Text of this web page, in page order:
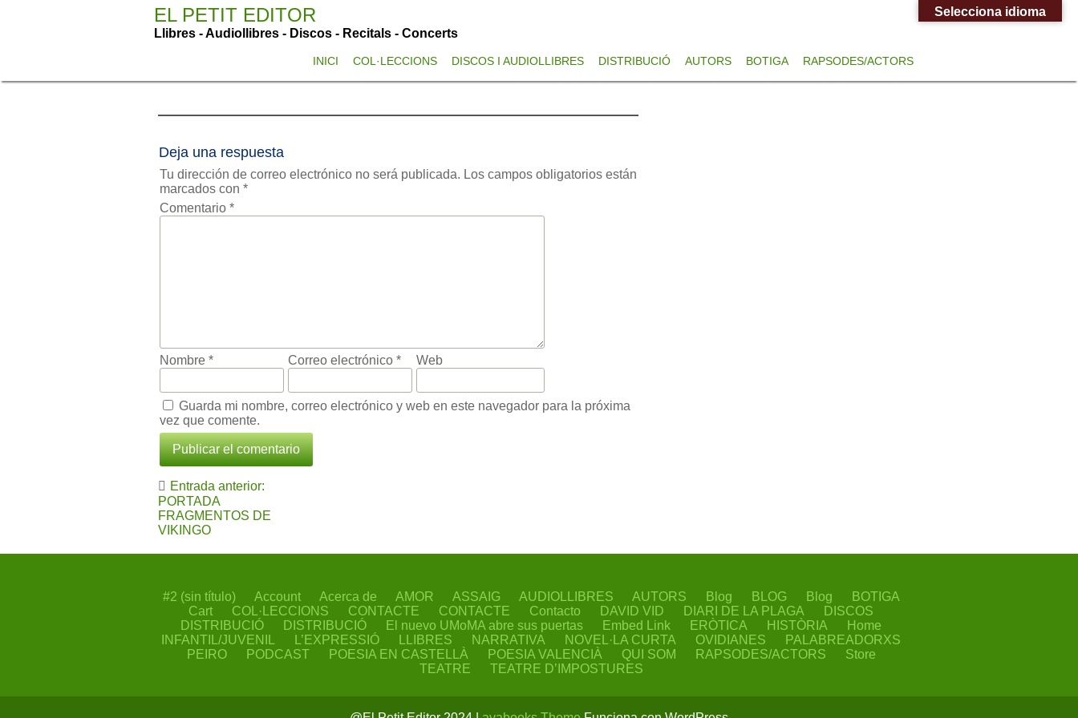
EL PETIT EDITOR
Llibres - Audiollibres - Discos - Recitals - Concerts
INICI COL·LECCIONS DISCOS I AUDIOLLIBRES DISTRIBUCIÓ AUTORS BOTIGA RAPSODES/ACTORS
PORTADA FRAGMENTOS DE VIKINGO
Deja una respuesta
Tu dirección de correo electrónico no será publicada. Los campos obligatorios están
marcados con *
Comentario *
Nombre * Correo electrónico * Web
Guarda mi nombre, correo electrónico y web en este navegador para la próxima
vez que comente.
Navegación
de
entradas
Entrada anterior:
PORTADA
FRAGMENTOS DE
VIKINGO
#2 (sin título) Account Acerca de AMOR ASSAIG AUDIOLLIBRES AUTORS Blog BLOG Blog
BOTIGA
Cart
COL·LECCIONS CONTACTE CONTACTE Contacto DAVID VID DIARI DE LA PLAGA
DISCOS
DISTRIBUCIÓ
DISTRIBUCIÓ El nuevo UMoMA abre sus puertas Embed Link ERÒTICA HISTÒRIA
Home
INFANTIL/JUVENIL
L’EXPRESSIÓ LLIBRES NARRATIVA NOVEL·LA CURTA OVIDIANES
PALABREADORXS
PEIRO
PODCAST POESIA EN CASTELLÀ POESIA VALENCIÀ QUI SOM RAPSODES/ACTORS
Store
TEATRE
TEATRE D’IMPOSTURES
Selecciona idioma